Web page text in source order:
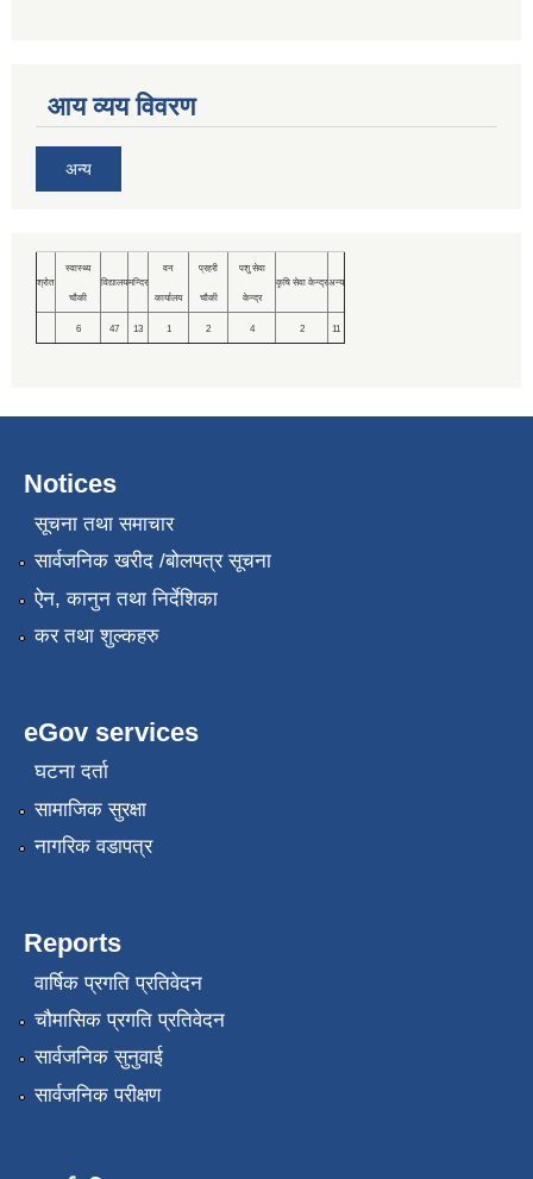
आय व्यय विवरण
अन्य
श्रोत
स्वास्थ्य
चौकी
विद्यालयमन्दिर
वन
कार्यालय
प्रहरी
चौकी
पशु सेवा
केन्द्र
कृषि सेवा केन्द्रअन्य
6 47 13 1 2 4 2 11
Notices
सूचना तथा समाचार
सार्वजनिक खरीद /बोलपत्र सूचना
ऐन, कानुन तथा निर्देशिका
कर तथा शुल्कहरु
eGov services
घटना दर्ता
सामाजिक सुरक्षा
नागरिक वडापत्र
Reports
वार्षिक प्रगति प्रतिवेदन
चौमासिक प्रगति प्रतिवेदन
सार्वजनिक सुनुवाई
सार्वजनिक परीक्षण